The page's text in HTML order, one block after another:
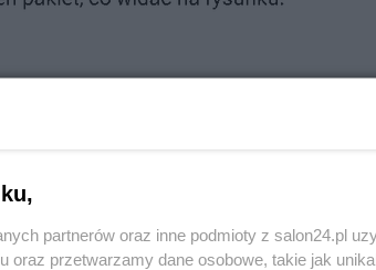
szwu walcowanej na
partnerów oraz inne podmioty z salon24.pl
oraz przetwarzamy dane osobowe, takie jak